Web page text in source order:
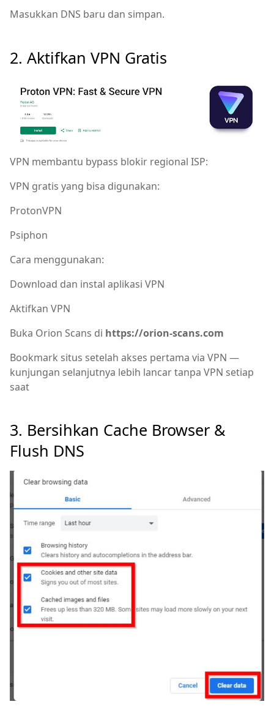
Masukkan DNS baru dan simpan.
2. Aktifkan VPN Gratis
VPN membantu bypass blokir regional ISP:
VPN gratis yang bisa digunakan:
ProtonVPN
Psiphon
Cara menggunakan:
Download dan instal aplikasi VPN
Aktifkan VPN
Buka Orion Scans di https://orion-scans.com
Bookmark situs setelah akses pertama via VPN —
kunjungan selanjutnya lebih lancar tanpa VPN setiap
saat
3. Bersihkan Cache Browser &
Flush DNS